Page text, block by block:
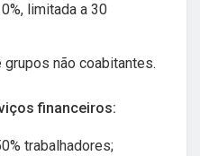
limitada a 30
não coabitantes.
financeiros:
trabalhadores;